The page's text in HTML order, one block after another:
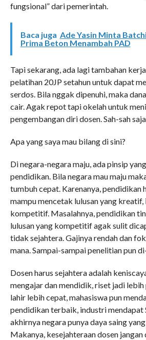
fungsional” dari pemerintah.
Baca juga Ade Yasin Minta
Prima Beton Menambah PAD
Tapi sekarang, ada lagi tambahan
pelatihan 20JP setahun untuk dapat
serdos. Bila nggak dipenuhi, maka
cair. Agak repot tapi okelah untuk
pengembangan diri dosen. Sah-sah saja
Apa yang saya mau bilang di sini?
Di negara-negara maju, ada pinsip
pendidikan. Bila negara mau maju
tumbuh cepat. Karenanya, pendidikan
mampu mencetak lulusan yang kreatif,
kompetitif. Masalahnya, pendidikan
lulusan yang kompetitif agak sulit
tidak sejahtera. Gajinya rendah dan
mana. Sampai-sampai penelitian pun
Dosen harus sejahtera adalah
mengajar dan mendidik, riset jadi
lahir lebih cepat, mahasiswa pun
pendidikan terbaik, industri mendapat
akhirnya negara punya daya saing
Makanya, kesejahteraan dosen